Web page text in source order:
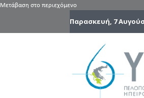
Μετάβαση στο περιεχόμενο
Παρασκευή, 7